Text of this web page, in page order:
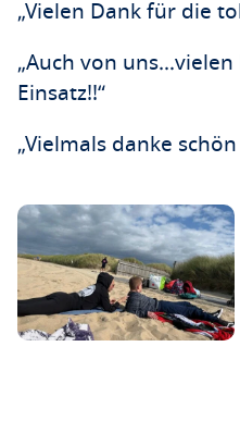
„Vielen Dank für die
„Auch von
Einsatz!!“
„Vielmals danke schön